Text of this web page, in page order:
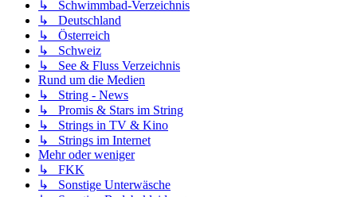
↳ Schwimmbad-Verzeichnis
↳ Deutschland
↳ Österreich
↳ Schweiz
↳ See & Fluss Verzeichnis
Rund um die Medien
↳ String - News
↳ Promis & Stars im String
↳ Strings in TV & Kino
↳ Strings im Internet
Mehr oder weniger
↳ FKK
↳ Sonstige Unterwäsche